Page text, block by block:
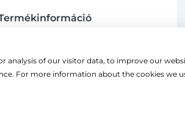
ugyfelszolgalat@cuimpex.hu
a legtöbb weboldal, a miénk is
analysis of our visitor data, to improve our
For more information about the cookies we